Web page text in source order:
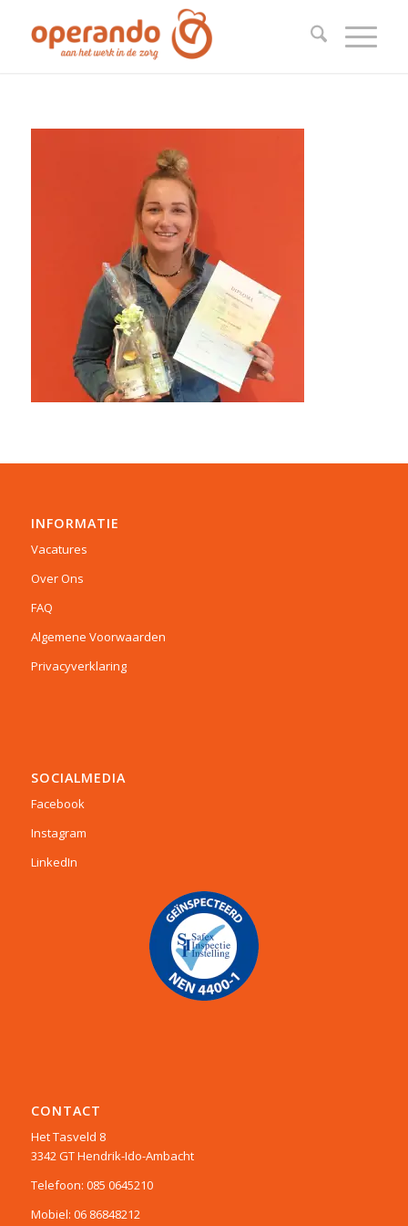
INFORMATIE
Vacatures
Over Ons
FAQ
Algemene Voorwaarden
Privacyverklaring
SOCIALMEDIA
Facebook
Instagram
LinkedIn
CONTACT
Het Tasveld 8
3342 GT Hendrik-Ido-Ambacht
Telefoon: 085 0645210
Mobiel: 06 86848212